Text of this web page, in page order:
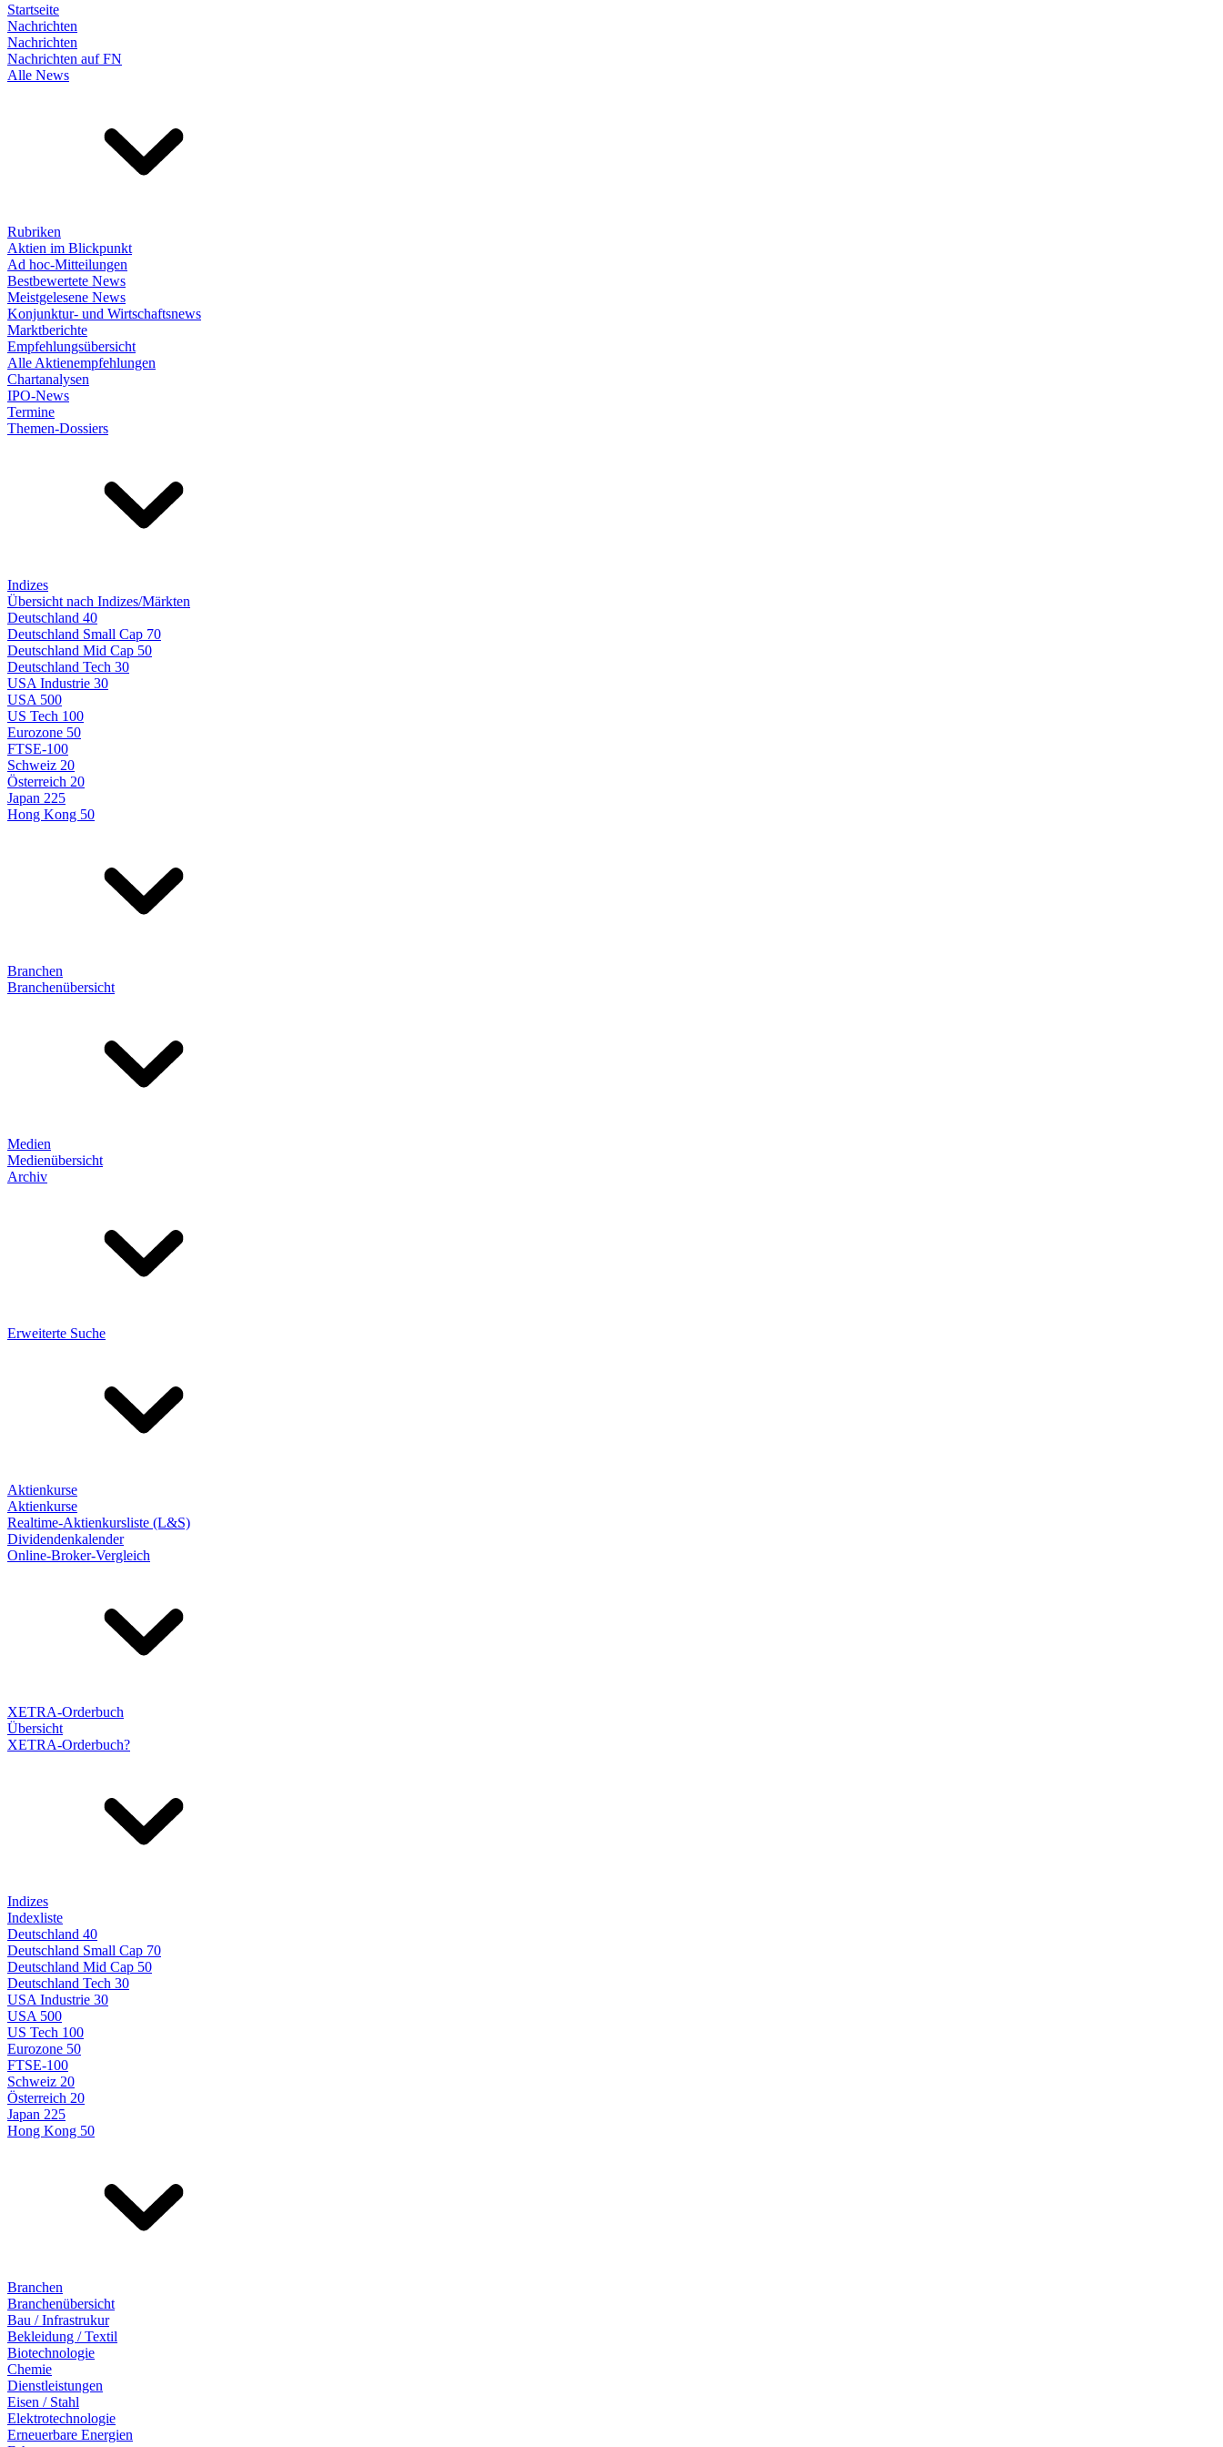
Startseite
Nachrichten
Nachrichten
Nachrichten auf FN
Alle News
Rubriken
Aktien im Blickpunkt
Ad hoc-Mitteilungen
Bestbewertete News
Meistgelesene News
Konjunktur- und Wirtschaftsnews
Marktberichte
Empfehlungsübersicht
Alle Aktienempfehlungen
Chartanalysen
IPO-News
Termine
Themen-Dossiers
Indizes
Übersicht nach Indizes/Märkten
Deutschland 40
Deutschland Small Cap 70
Deutschland Mid Cap 50
Deutschland Tech 30
USA Industrie 30
USA 500
US Tech 100
Eurozone 50
FTSE-100
Schweiz 20
Österreich 20
Japan 225
Hong Kong 50
Branchen
Branchenübersicht
Medien
Medienübersicht
Archiv
Erweiterte Suche
Aktienkurse
Aktienkurse
Realtime-Aktienkursliste (L&S)
Dividendenkalender
Online-Broker-Vergleich
XETRA-Orderbuch
Übersicht
XETRA-Orderbuch?
Indizes
Indexliste
Deutschland 40
Deutschland Small Cap 70
Deutschland Mid Cap 50
Deutschland Tech 30
USA Industrie 30
USA 500
US Tech 100
Eurozone 50
FTSE-100
Schweiz 20
Österreich 20
Japan 225
Hong Kong 50
Branchen
Branchenübersicht
Bau / Infrastrukur
Bekleidung / Textil
Biotechnologie
Chemie
Dienstleistungen
Eisen / Stahl
Elektrotechnologie
Erneuerbare Energien